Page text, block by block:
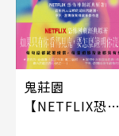
鬼莊園
【NETFLIX恐怖